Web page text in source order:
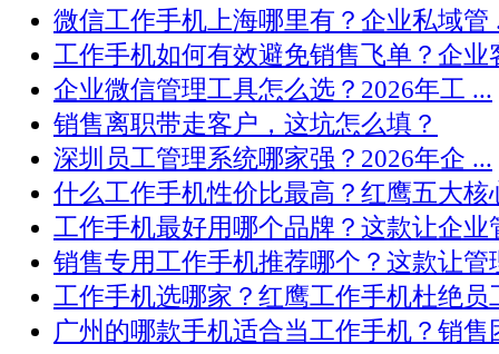
微信工作手机上海哪里有？企业私域管
工作手机如何有效避免销售飞单？企业
企业微信管理工具怎么选？2026年工 ...
销售离职带走客户，这坑怎么填？
深圳员工管理系统哪家强？2026年企 ...
什么工作手机性价比最高？红鹰五大核
工作手机最好用哪个品牌？这款让企业
销售专用工作手机推荐哪个？这款让管
工作手机选哪家？红鹰工作手机杜绝员
广州的哪款手机适合当工作手机？销售